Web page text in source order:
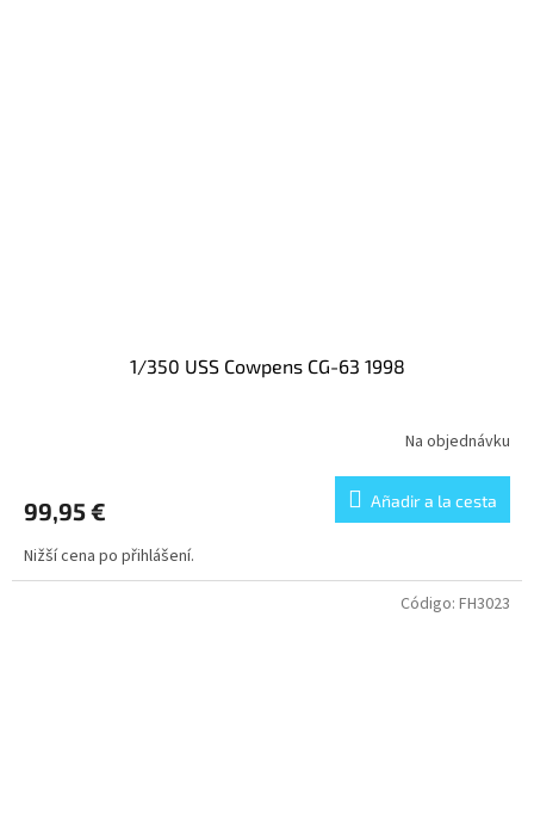
1/350 USS Cowpens CG-63 1998
Na objednávku
99,95 € Añadir a la cesta
Nižší cena po přihlášení.
Código: FH3023